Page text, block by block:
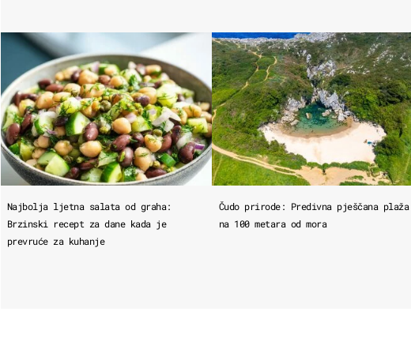
Najbolja ljetna salata od graha:
Brzinski recept za dane kada je
prevruće za kuhanje
Čudo prirode: Predivna pješčana plaža
na 100 metara od mora